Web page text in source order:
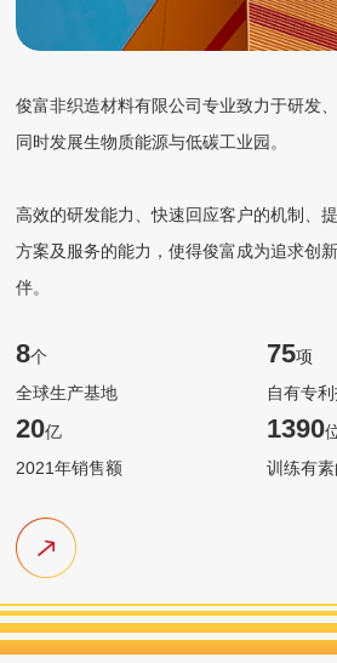
俊富非织造材料有限公司专业致力于研发
同时发展生物质能源与低碳工业园。
高效的研发能力、快速回应客户的机制、
方案及服务的能力，使得俊富成为追求创
伴。
8个
全球生产基地
75项
自有专
20亿
2021年销售额
1390
训练有